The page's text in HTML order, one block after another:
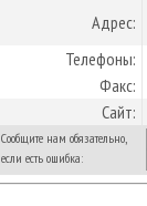
Адрес:
Телефоны:
Факс:
Сайт:
Сообщите нам обязательно,
если есть ошибка: